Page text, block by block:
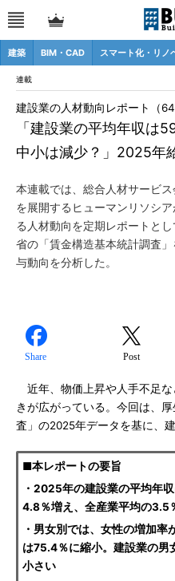
建築 BIM・CAD スマート化・リノ
連載
「建設業の平均年収は
中小は減少？」2025年
建設業の人材動向レポート（64
本連載では、総合人材サービ
を展開するヒューマンリソシ
る人材動向を定期レポートと
省の「賃金構造基本統計調査
与動向を分析した。
Share Post
近年、物価上昇や人手不足
きが広がっている。今回は、
査」の2025年データを基に、
■本レポートの要旨
・2025年の建設業の平均年
4.8％増え、全産業平均の3.5
・男女別では、女性の増加
は75.4％に縮小。建設業の男
小さい